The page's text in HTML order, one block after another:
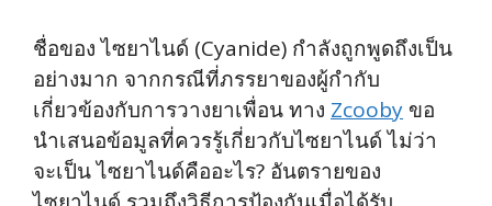
ชื่อของ ไซยาไนด์ (Cyanide) กำลังถูกพูดถึงเป็น
อย่างมาก จากกรณีที่ภรรยาของผู้กำกับ
เกี่ยวข้องกับการวางยาเพื่อน ทาง Zcooby ขอ
นำเสนอข้อมูลที่ควรรู้เกี่ยวกับไซยาไนด์ ไม่ว่า
จะเป็น ไซยาไนด์คืออะไร? อันตรายของ